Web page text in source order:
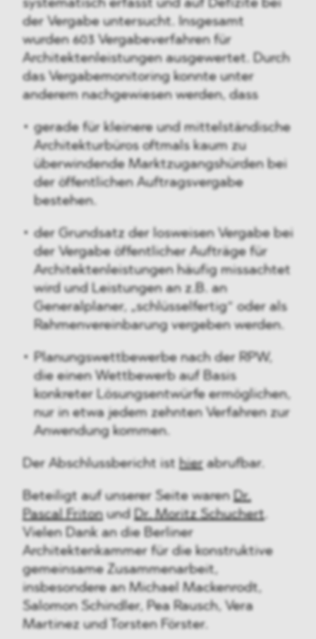
systematisch erfasst und auf Defizite bei
der Vergabe untersucht. Insgesamt
wurden 603 Vergabeverfahren für
Architektenleistungen ausgewertet. Durch
das Vergabemonitoring konnte unter
anderem nachgewiesen werden, dass
gerade für kleinere und mittelständische
Architekturbüros oftmals kaum zu
überwindende Marktzugangshürden bei
der öffentlichen Auftragsvergabe
bestehen.
der Grundsatz der losweisen Vergabe bei
der Vergabe öffentlicher Aufträge für
Architektenleistungen häufig missachtet
wird und Leistungen an z.B. an
Generalplaner, „schlüsselfertig“ oder als
Rahmenvereinbarung vergeben werden.
Planungswettbewerbe nach der RPW,
die einen Wettbewerb auf Basis
konkreter Lösungsentwürfe ermöglichen,
nur in etwa jedem zehnten Verfahren zur
Anwendung kommen.
Der Abschlussbericht ist hier abrufbar.
Beteiligt auf unserer Seite waren Dr.
Pascal Fritonund Dr. Moritz Schuchert.
Vielen Dank an die Berliner
Architektenkammer für die konstruktive
gemeinsame Zusammenarbeit,
insbesondere an Michael Mackenrodt,
Salomon Schindler, Pea Rausch, Vera
Martinez und Torsten Förster.